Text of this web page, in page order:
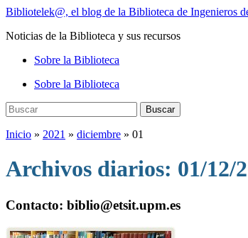
Saltar
contenido
Bibliotelek@, el blog de la Biblioteca de Ingenieros
Noticias de la Biblioteca y sus recursos
Alternar
menú
Sobre la Biblioteca
Sobre la Biblioteca
Buscar:
Buscar
Inicio » 2021 » diciembre » 01
Archivos diarios: 01/12/
Contacto: biblio@etsit.upm.es